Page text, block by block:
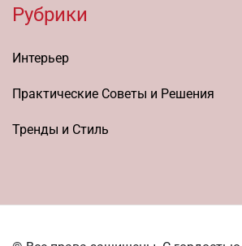
Рубрики
Интерьер
Практические Советы и Решения
Тренды и Стиль